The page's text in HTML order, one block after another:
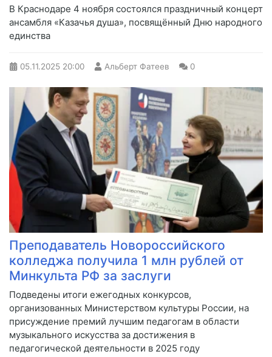
В Краснодаре 4 ноября состоялся праздничный концерт
ансамбля «Казачья душа», посвящённый Дню народного
единства
05.11.2025 20:00 Альберт Фатеев 0
Преподаватель Новороссийского
колледжа получила 1 млн рублей от
Минкульта РФ за заслуги
Подведены итоги ежегодных конкурсов,
организованных Министерством культуры России, на
присуждение премий лучшим педагогам в области
музыкального искусства за достижения в
педагогической деятельности в 2025 году